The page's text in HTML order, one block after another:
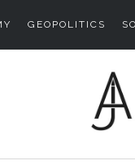
GEOPOLITICS